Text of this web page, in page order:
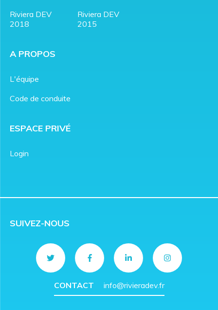
Riviera DEV
2018
Riviera DEV
2015
A PROPOS
L'équipe
Code de conduite
ESPACE PRIVÉ
Login
SUIVEZ-NOUS
CONTACT info@rivieradev.fr